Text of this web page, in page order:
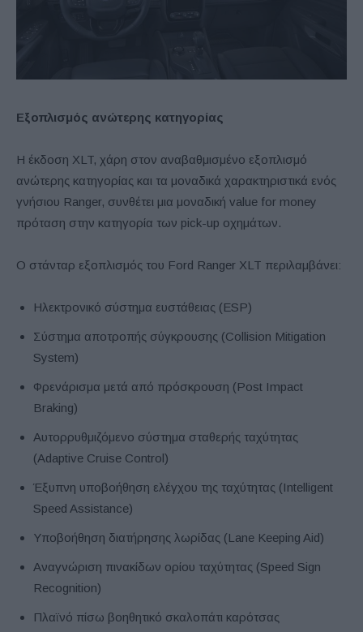
Εξοπλισμός ανώτερης κατηγορίας
Η έκδοση XLT, χάρη στον αναβαθμισμένο εξοπλισμό
ανώτερης κατηγορίας και τα μοναδικά χαρακτηριστικά ενός
γνήσιου Ranger, συνθέτει μια μοναδική value for money
πρόταση στην κατηγορία των pick-up οχημάτων.
Ο στάνταρ εξοπλισμός του Ford Ranger XLT περιλαμβάνει:
Ηλεκτρονικό σύστημα ευστάθειας (ESP)
Σύστημα αποτροπής σύγκρουσης (Collision Mitigation
System)
Φρενάρισμα μετά από πρόσκρουση (Post Impact
Braking)
Αυτορρυθμιζόμενο σύστημα σταθερής ταχύτητας
(Adaptive Cruise Control)
Έξυπνη υποβοήθηση ελέγχου της ταχύτητας (Intelligent
Speed Assistance)
Υποβοήθηση διατήρησης λωρίδας (Lane Keeping Aid)
Αναγνώριση πινακίδων ορίου ταχύτητας (Speed Sign
Recognition)
Πλαϊνό πίσω βοηθητικό σκαλοπάτι καρότσας